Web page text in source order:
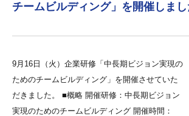
チームビルディング」を開催しまし
9月16日（火）企業研修「中長期ビジョン実現の
ためのチームビルディング」を開催させていた
だきました。 ■概略 開催研修：中長期ビジョン
実現のためのチームビルディング 開催時間：